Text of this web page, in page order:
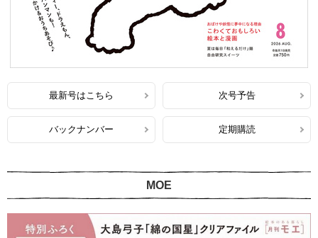
最新号はこちら 次号予告
バックナンバー 定期購読
MOE